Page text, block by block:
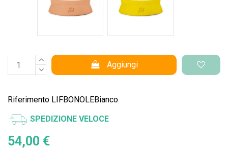
Aggiungi
Riferimento LIFBONOLEBianco
SPEDIZIONE VELOCE
54,00 €